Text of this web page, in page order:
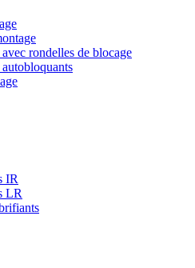
rondelles de blocage
IR
LR